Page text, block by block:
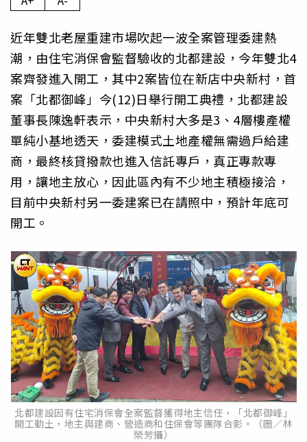
近年雙北老屋重建市場吹起一波全案管理委建熱
潮，由住宅消保會監督驗收的北都建設，今年雙北4
案齊發進入開工，其中2案皆位在新店中央新村，首
案「北都御峰」今(12)日舉行開工典禮，北都建設
董事長陳逸軒表示，中央新村大多是3、4層樓產權
單純小基地透天，委建模式土地產權無需過戶給建
商，最終核貸撥款也進入信託專戶，真正專款專
用，讓地主放心，因此區內有不少地主積極接洽，
目前中央新村另一委建案已在請照中，預計年底可
開工。
北都建設因有住宅消保會全案監督獲得地主信任，「北都御峰」
開工動土，地主與建商、營造商和住保會等團隊合影。（圖／林
榮芳攝）